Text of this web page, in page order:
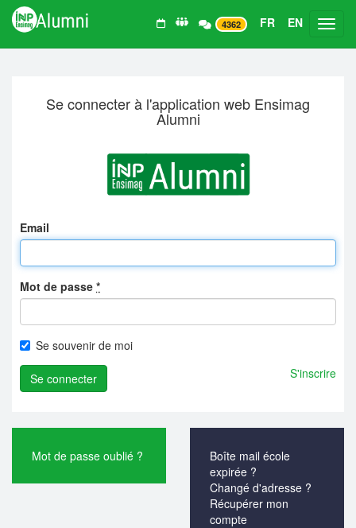
4362 FR EN
Se connecter à l'application web Ensimag
Alumni
Email
Mot de passe *
Se souvenir de moi
S'inscrire
Mot de passe oublié ?
Boîte mail école
expirée ?
Changé d'adresse ?
Récupérer mon
compte